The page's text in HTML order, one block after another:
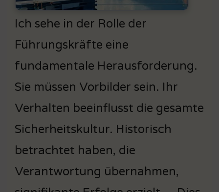
Ich sehe in der Rolle der
Führungskräfte eine
fundamentale Herausforderung.
Sie müssen Vorbilder sein. Ihr
Verhalten beeinflusst die gesamte
Sicherheitskultur. Historisch
betrachtet haben, die
Verantwortung übernahmen,